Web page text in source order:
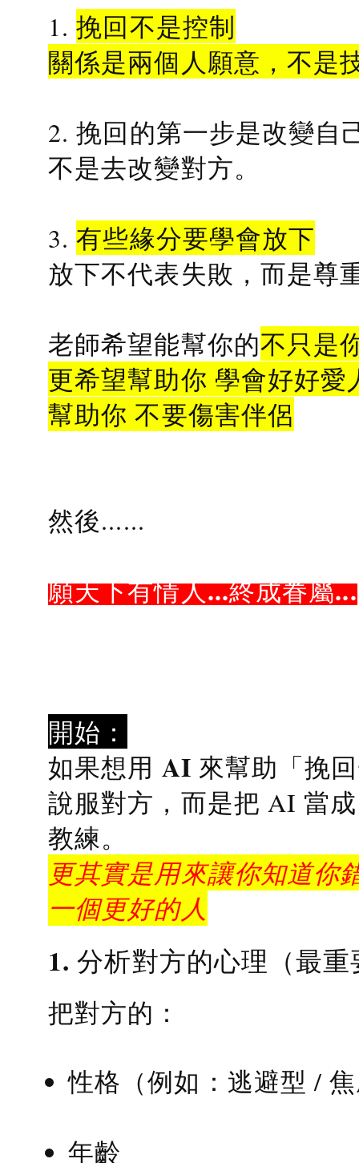
1.挽回不是控制
關係是兩個人願意，不是
2. 挽回的第一步是改變自
不是去改變對方。
3.有些緣分要學會放下
放下不代表失敗，而是尊
老師希望能幫你的不只是
更希望幫助你 學會好好愛
幫助你 不要傷害伴侶
然後......
願天下有情人...終成眷屬...
開始：
如果想用 AI 來幫助「挽
說服對方，而是把 AI 當
教練。
更其實是用來讓你知道你
一個更好的人
1. 分析對方的心理（最
把對方的：
性格（例如：逃避型 /
年齡